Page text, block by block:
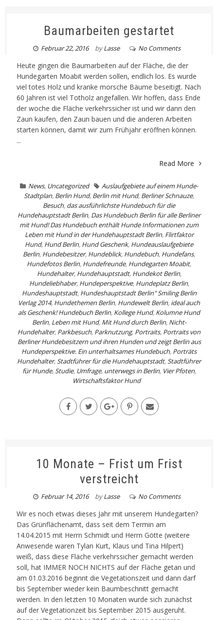
Baumarbeiten gestartet
Februar 22, 2016 byLasse No Comments
Heute gingen die Baumarbeiten auf der Fläche, die der
Hundegarten Moabit werden sollen, endlich los. Es wurde
viel totes Holz und kranke morsche Bäume beseitigt. Nach
60 Jahren ist viel Totholz angefallen. Wir hoffen, dass Ende
der woche die Fläche verkehrssicher ist und wir dann den
Zaun kaufen, den Zaun bauen und die anderen Arbeiten
starten können, damit wir zum Frühjahr eröffnen können.
...
Read More
News, Uncategorized
Auslaufgebiete auf einem Hunde-
Stadtplan, Berlin Hund, Berlin mit Hund, Berliner Schnauze,
Besuch, das ausführlichste Hundebuch für die
Hundehauptstadt Berlin, Das Hundebuch Berlin für alle Berliner
mit Hund! Das Hundebuch enthält Hunde Informationen zum
Leben mit Hund in der Hundehauptstadt Berlin, Flirtfaktor
Hund, Hund Berlin, Hund Geschenk, Hundeauslaufgebiete
Berlin, Hundebesitzer, Hundeblick, Hundebuch, Hundefans,
Hundefotos Berlin, Hundefreunde, Hundegarten Moabit,
Hundehalter, Hundehauptstadt, Hundekot Berlin,
Hundeliebhaber, Hundeperspektive, Hundeplatz Berlin,
Hundeshauptstadt, Hundeshauptstadt Berlin" Smiling Berlin
Verlag 2014, Hundethemen Berlin, Hundewelt Berlin, ideal auch
als Geschenk! Hundebuch Berlin, Kollege Hund, Kolumne Hund
Berlin, Leben mit Hund, Mit Hund durch Berlin, Nicht-
Hundehalter, Parkbesuch, Parknutzung, Portraits, Portraits von
Berliner Hundebesitzern und ihren Hunden und zeigt Berlin aus
Hundeperspektive. Ein unterhaltsames Hundebuch, Porträts
Hundehalter,Stadtführer für die Hundehauptstadt,Stadtführer
für Hunde,Studie, Umfrage, unterwegs in Berlin, Vier Pfoten,
Wirtschaftsfaktor Hund
10 Monate – Frist um Frist
verstreicht
Februar 14, 2016 byLasse No Comments
Wir es noch etwas dieses Jahr mit unserem Hundegarten?
Das Grünflächenamt, dass seit dem Termin am
14.04.2015 mit Herrn Schmidt und Herrn Götte (weitere
Anwesende waren Tylan Kurt, Klaus und Tina Hilpert)
weiß, dass diese Fläche verkehrssicher gemacht werden
soll, hat IMMER NOCH NICHTS auf der Fläche getan und
am 01.03.2016 beginnt die Vegetationszeit und dann darf
bis September wieder kein Baumbeschnitt gemacht
werden. In den letzten 10 Monaten wurde sich zunächst
auf der Vegetationzeit bis September 2015 ausgeruht.